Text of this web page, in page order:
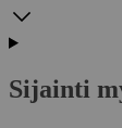
Sijainti